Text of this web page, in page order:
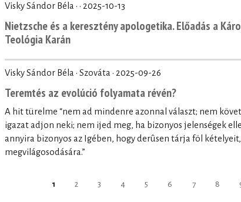
Visky Sándor Béla · · 2025-10-13
Nietzsche és a keresztény apologetika. Előadás a
Teológia Karán
Visky Sándor Béla · Szováta · 2025-09-26
Teremtés az evolúció folyamata révén?
A hit türelme “nem ad mindenre azonnal választ; nem
igazat adjon neki; nem ijed meg, ha bizonyos jelenségek
annyira bizonyos az Igében, hogy derûsen tárja föl
megvilágosodására.”
1 2 3 4 5 6 7 8